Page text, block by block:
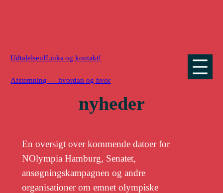
Udtalelsen!Links og kontakt!
Afstemning — hvordan og hvor
nyheder
En oversigt over kommende datoer for
NOlympia Hamburg, Senatet,
ansøgningskampagnen og andre
organisationer om emnet olympiske